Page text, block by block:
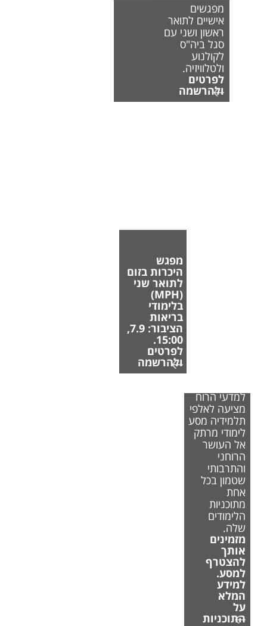
מפגשים
אישיים לתואר
ראשון ושני עם
סגל ביה"ס
לקולנוע
ולטלוויזיה.
לפרטים
ולהרשמה
מפגש
היכרות בזום
לתואר שני
(MPH)
בלימודי
בריאות
הציבור: 7.9,
15:00.
לפרטים
ולהרשמה
למדעי הרוח
מציעה לאלפי
תלמידיה מסע
לימודי מרתק
אל העושר
הרוחני
והתרבותי
שטמון בכל
אחת
מתוכניות
הלימודים
שלה.
מזמינים
אותך
להצטרף
למסע.
למידע
המלא
על
התוכניות